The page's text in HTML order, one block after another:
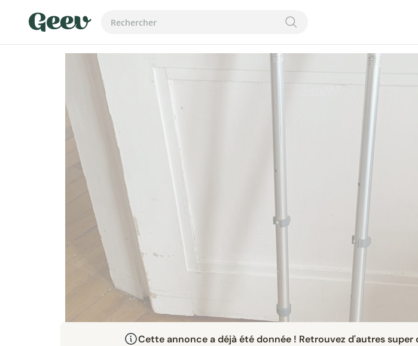
Cette annonce a déjà été donnée ! Retrouvez d'autres super